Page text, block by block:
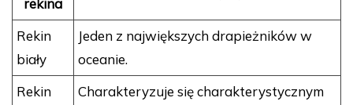
Rekin
biały
Jeden z największych drapieżników w
oceanie.
Rekin
Charakteryzuje się charakterystycznym